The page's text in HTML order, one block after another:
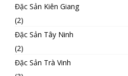
Đặc Sản Kiên Giang
(2)
Đặc Sản Tây Ninh
(2)
Đặc Sản Trà Vinh